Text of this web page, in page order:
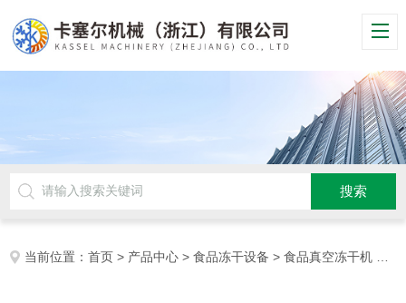
当前位置：首页 > 产品中心 >食品冻干设备 >食品真空冻干机